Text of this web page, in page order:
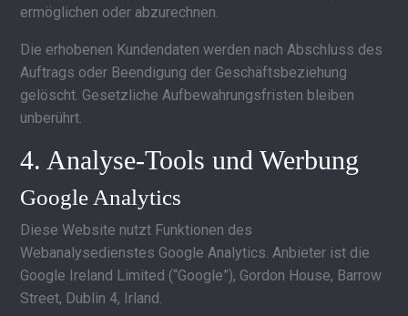
ermöglichen oder abzurechnen.
Die erhobenen Kundendaten werden nach Abschluss des
Auftrags oder Beendigung der Geschäftsbeziehung
gelöscht. Gesetzliche Aufbewahrungsfristen bleiben
unberührt.
4. Analyse-Tools und Werbung
Google Analytics
Diese Website nutzt Funktionen des
Webanalysedienstes Google Analytics. Anbieter ist die
Google Ireland Limited (“Google”), Gordon House, Barrow
Street, Dublin 4, Irland.